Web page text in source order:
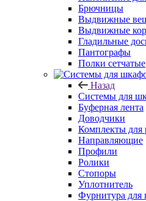
Брючницы
Выдвижные
Выдвижные
Гладильные
Пантографы
Полки сетчатые
Назад
Системы для
Буферная лента
Доводчики
Комплекты для
Направляющие
Профили
Ролики
Стопоры
Уплотнитель
Фурнитура для